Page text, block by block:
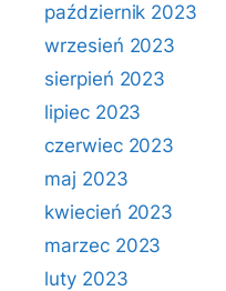
październik 2023
wrzesień 2023
sierpień 2023
lipiec 2023
czerwiec 2023
maj 2023
kwiecień 2023
marzec 2023
luty 2023